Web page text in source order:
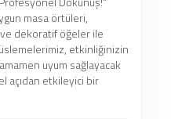
masa örtüleri,
dekoratif öğeler ile
etkinliğinizin
uyum sağlayacak
açıdan etkileyici bir